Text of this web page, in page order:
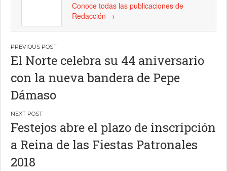
Conoce todas las publicaciones de
Redacción →
Navegación
de
entradas
El Norte celebra su 44 aniversario
con la nueva bandera de Pepe
Dámaso
Festejos abre el plazo de inscripción
a Reina de las Fiestas Patronales
2018